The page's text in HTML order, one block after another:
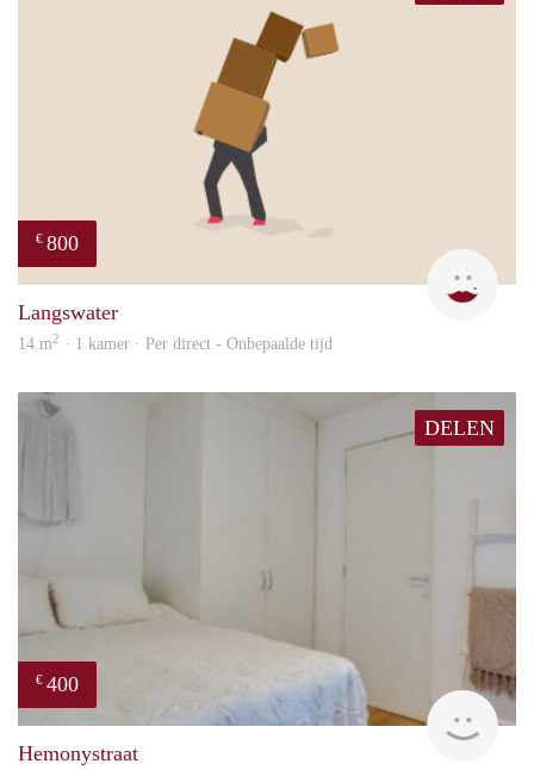
€ 800
Langswater
14 m2 · 1 kamer · Per direct - Onbepaalde tijd
DELEN
€ 400
rent
Hemonystraat